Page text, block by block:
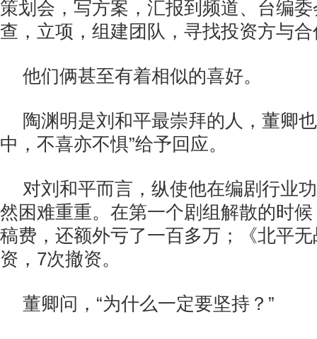
策划会，写方案，汇报到频道、台编
查，立项，组建团队，寻找投资方与
他们俩甚至有着相似的喜好。
陶渊明是刘和平最崇拜的人，董卿
中，不喜亦不惧”给予回应。
对刘和平而言，纵使他在编剧行业
然困难重重。在第一个剧组解散的时
稿费，还额外亏了一百多万；《北平
资，7次撤资。
董卿问，“为什么一定要坚持？”